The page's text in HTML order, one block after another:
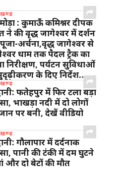
: कुमाऊँ कमिश्नर दीपक
ने की वृद्ध जागेश्वर में दर्शन
अर्चना,वृद्ध जागेश्वर से
धाम तक पैदल ट्रैक का
निरीक्षण, पर्यटन सुविधाओं
के दिए निर्देश…
फतेहपुर में फिर टला बड़ा
भाखड़ा नदी में दो लोगों
पर बनी, देखें वीडियो
गौलापार में दर्दनाक
पानी की टंकी में दम घुटने
और दो बेटों की मौत